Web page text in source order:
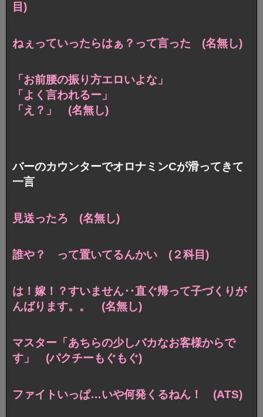
目)
ねぇっていったらはぁ？って言った (名無し)
「お前腰の振り方エロいよな」
「よく言われるー」
「え？」 (名無し)
バーのカウンターでオロナミンCが滑ってきて
一言
見送ったろ (名無し)
誰や？ って置いてるんかい (２科目)
は！嫁！？すいません‥直ぐ帰って子づくりが
んばります。。 (名無し)
マスター「あちらの少しバカなお客様からで
す」 (パクチーもぐもぐ)
ファイトいっぱ…いや何発くるねん！ (ATS)